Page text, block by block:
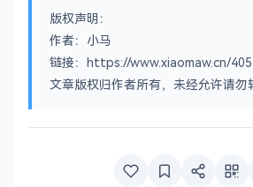
版权声明：
作者：小马
链接：https://www.xiaomaw.cn/
文章版权归作者所有，未经允许请勿